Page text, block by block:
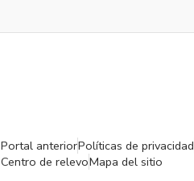
Portal anteriorPolíticas de privacidad
Centro de relevoMapa del sitio